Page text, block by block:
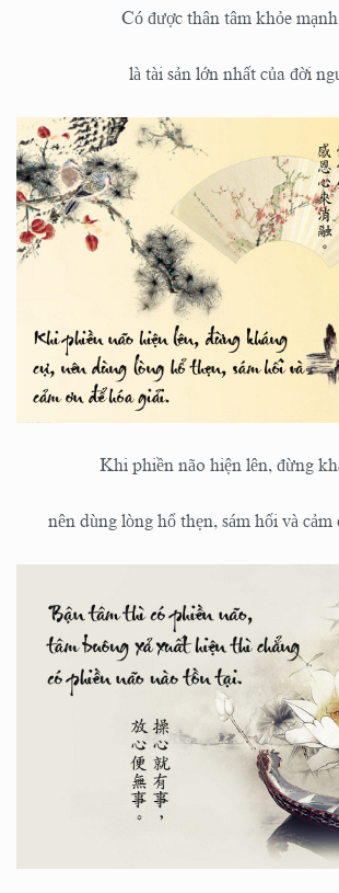
Có được thân tâm khỏe
là tài sản lớn nhất của đời
Khi phiền não hiện lên, đừng
nên dùng lòng hổ thẹn, sám hối và cảm